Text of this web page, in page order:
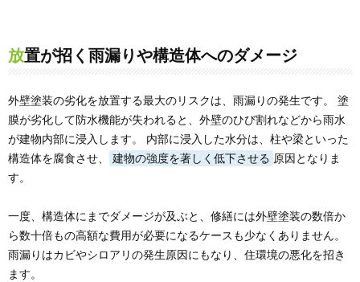
放置が招く雨漏りや構造体へのダメージ
外壁塗装の劣化を放置する最大のリスクは、雨漏りの発生です。 塗
膜が劣化して防水機能が失われると、外壁のひび割れなどから雨水
が建物内部に浸入します。 内部に浸入した水分は、柱や梁といった
構造体を腐食させ、
建物の強度を著しく低下させる 原因となりま
す。
一度、構造体にまでダメージが及ぶと、修繕には外壁塗装の数倍か
ら数十倍もの高額な費用が必要になるケースも少なくありません。
雨漏りはカビやシロアリの発生原因にもなり、住環境の悪化を招き
ます。